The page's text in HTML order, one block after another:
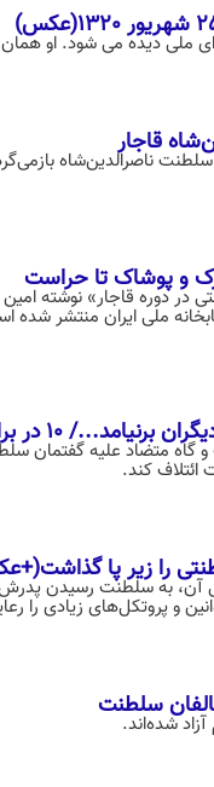
ملی دیده می شود. او
قاجار
ناصرالدین‌شاه
و پوشاک تا حراست
در دوره قاجار» نوشته
ملی ایران منتشر شده
10 در برابر 2
گاه متضاد علیه گفتمان
ائتلاف کند.
آن، به سلطنت رسیدن
و پروتکل‌های زیادی را
سلطنت
شده‌اند.